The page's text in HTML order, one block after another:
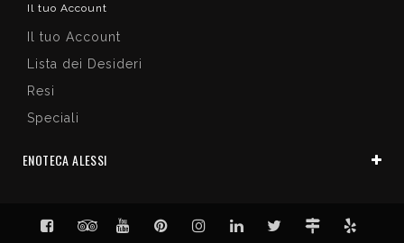
Il tuo Account
Il tuo Account
Lista dei Desideri
Resi
Speciali
ENOTECA ALESSI